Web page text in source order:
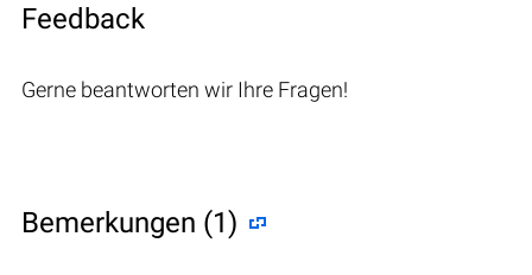
Feedback
Gerne beantworten wir Ihre Fragen!
Bemerkungen (1)